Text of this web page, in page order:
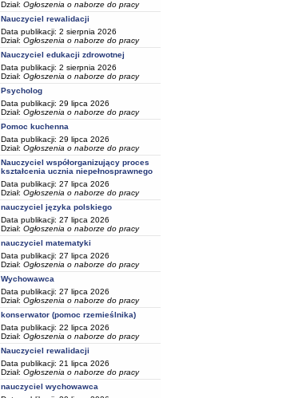
Dział: Ogłoszenia o naborze do pracy
Nauczyciel rewalidacji
Data publikacji: 2 sierpnia 2026
Dział: Ogłoszenia o naborze do pracy
Nauczyciel edukacji zdrowotnej
Data publikacji: 2 sierpnia 2026
Dział: Ogłoszenia o naborze do pracy
Psycholog
Data publikacji: 29 lipca 2026
Dział: Ogłoszenia o naborze do pracy
Pomoc kuchenna
Data publikacji: 29 lipca 2026
Dział: Ogłoszenia o naborze do pracy
Nauczyciel współorganizujący proces
kształcenia ucznia niepełnosprawnego
Data publikacji: 27 lipca 2026
Dział: Ogłoszenia o naborze do pracy
nauczyciel języka polskiego
Data publikacji: 27 lipca 2026
Dział: Ogłoszenia o naborze do pracy
nauczyciel matematyki
Data publikacji: 27 lipca 2026
Dział: Ogłoszenia o naborze do pracy
Wychowawca
Data publikacji: 27 lipca 2026
Dział: Ogłoszenia o naborze do pracy
konserwator (pomoc rzemieślnika)
Data publikacji: 22 lipca 2026
Dział: Ogłoszenia o naborze do pracy
Nauczyciel rewalidacji
Data publikacji: 21 lipca 2026
Dział: Ogłoszenia o naborze do pracy
nauczyciel wychowawca